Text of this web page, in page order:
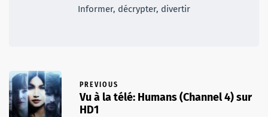
Informer, décrypter, divertir
PREVIOUS
Vu à la télé: Humans (Channel 4) sur
HD1